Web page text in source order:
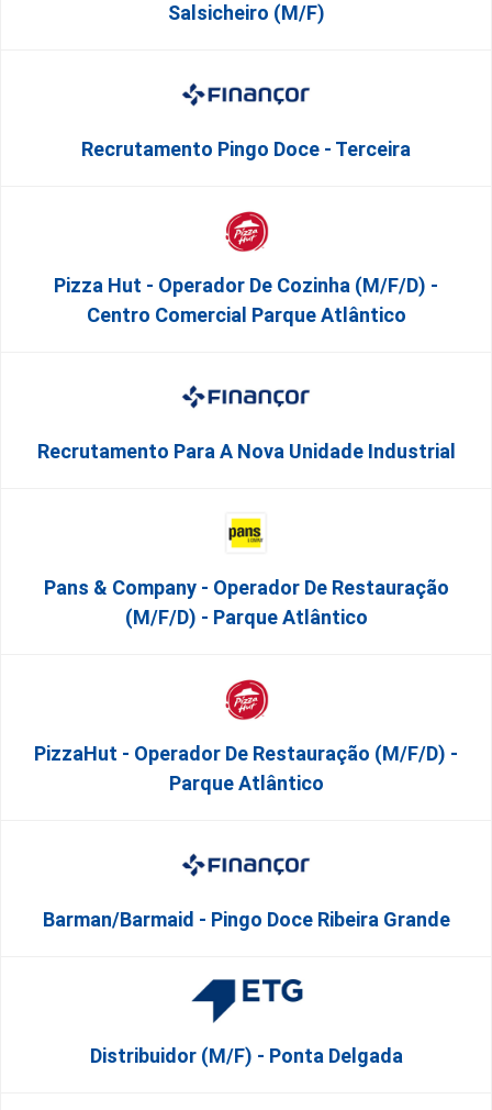
Salsicheiro (M/F)
Recrutamento Pingo Doce - Terceira
Pizza Hut - Operador De Cozinha (m/f/d) -
Centro Comercial Parque Atlântico
Recrutamento Para A Nova Unidade Industrial
Pans & Company - Operador De Restauração
(m/f/d) - Parque Atlântico
PizzaHut - Operador De Restauração (m/f/d) -
Parque Atlântico
Barman/Barmaid - Pingo Doce Ribeira Grande
Distribuidor (m/f) - Ponta Delgada